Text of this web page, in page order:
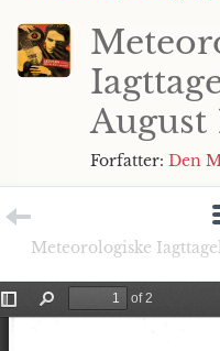
August
Forfatter: Den
Meteorologiske